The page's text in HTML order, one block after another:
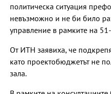
политическа ситуация
невъзможно и не би било
управление в рамките на
От ИТН заявиха, че
като проектобюджетът не
зала.